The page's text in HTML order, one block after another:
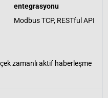
entegrasyonu
Modbus TCP, RESTful API
zamanlı aktif haberleşme